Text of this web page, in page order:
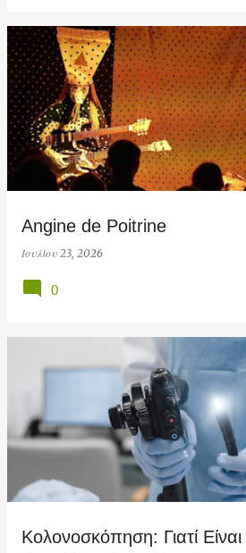
Angine de Poitrine
Ιουλίου 23, 2026
0
Κολονοσκόπηση: Γιατί